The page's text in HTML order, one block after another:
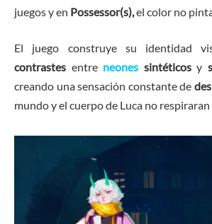
juegos y en Possessor(s),el color no
El juego construye su identidad
contrastes entre neones sintéticosy
creando una sensación constante de
mundo y el cuerpo de Luca no